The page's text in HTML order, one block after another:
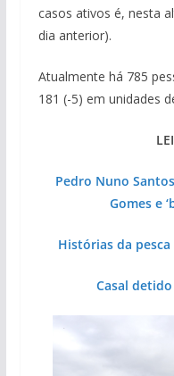
casos ativos é, nesta
dia anterior).
Atualmente há 785
181 (-5) em unidades
Pedro Nuno
Gomes e
Histórias da
Casal